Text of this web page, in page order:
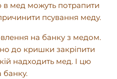
мед можуть потрапити
псування меду.
на банку з медом.
до кришки закріпити
надходить мед. І цю
банку.